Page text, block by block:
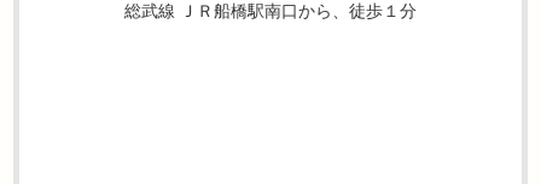
総武線 ＪＲ船橋駅南口から、徒歩１分